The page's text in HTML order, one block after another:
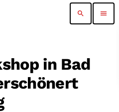
search menu
in Bad